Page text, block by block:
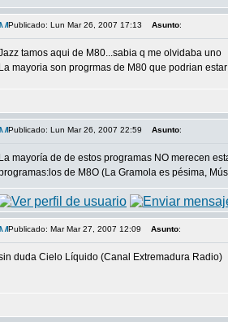
Publicado: Lun Mar 26, 2007 17:13 Asunto:
tamos aqui de M80...sabia q me olvidaba uno
La mayoria son progrmas de M80 que podrian
Publicado: Lun Mar 26, 2007 22:59 Asunto:
La mayoría de de estos programas NO merecen
de M8O (La Gramola es pésima,
Publicado: Mar Mar 27, 2007 12:09 Asunto:
duda Cielo Líquido (Canal Extremadura Radio)